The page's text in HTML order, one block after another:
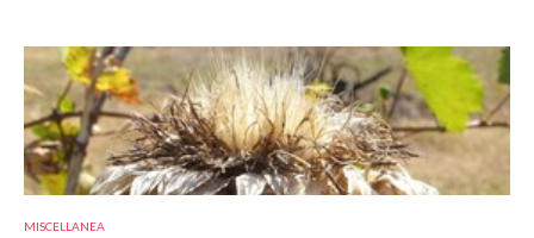
MISCELLANEA